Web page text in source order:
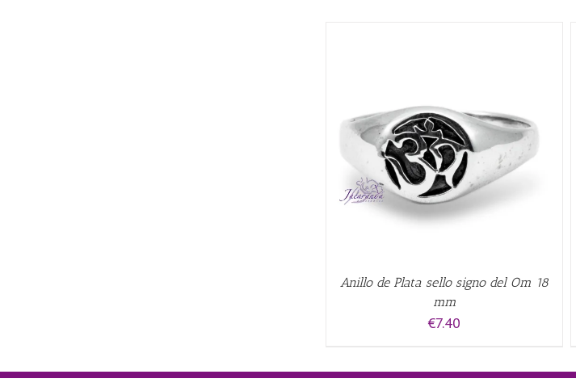
Anillo de Plata sello signo del Om 18
mm
€7.40
AÑADIR AL CARRITO / QUICK VIEW